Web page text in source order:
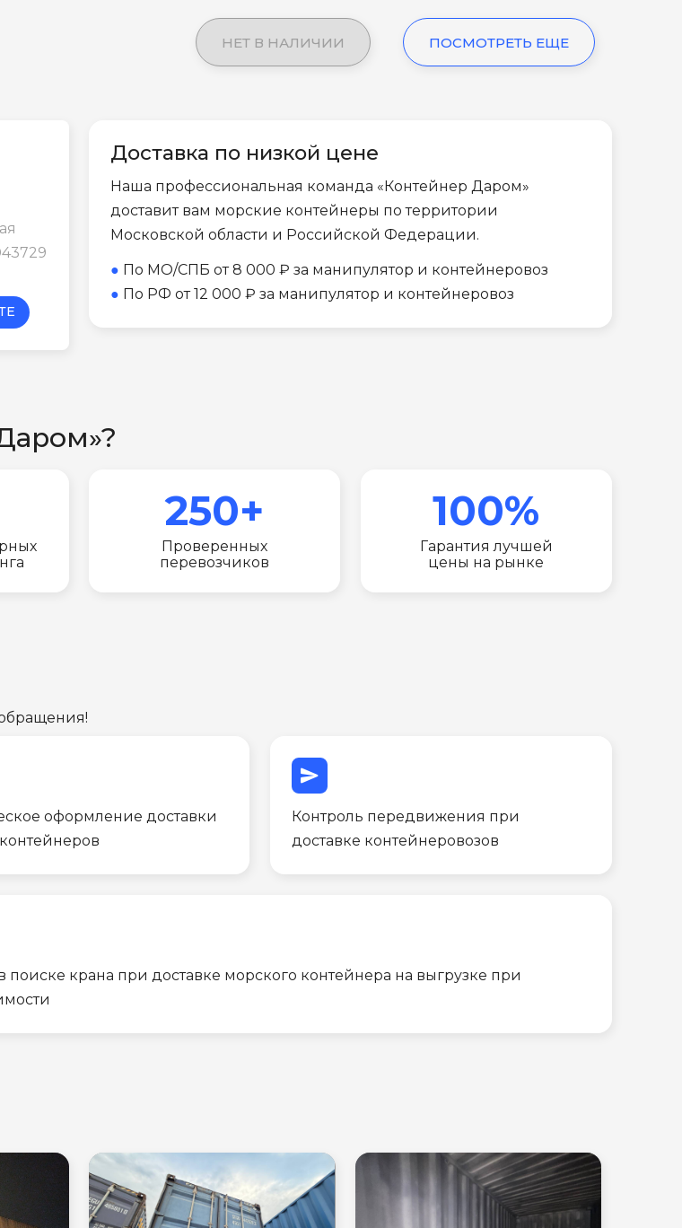
НЕТ В НАЛИЧИИ ПОСМОТРЕТЬ ЕЩЕ
Доставка по низкой цене
Наша профессиональная команда «Контейнер Даром»
доставит вам морские контейнеры по территории
Московской области и Российской Федерации.
● По МО/СПБ от 8 000 ₽ за манипулятор и контейнеровоз
● По РФ от 12 000 ₽ за манипулятор и контейнеровоз
250+
Проверенных
перевозчиков
100%
Гарантия лучшей
цены на рынке
оформление доставки
send
Контроль передвижения при
доставке контейнеровозов
крана при доставке морского контейнера на выгрузке при